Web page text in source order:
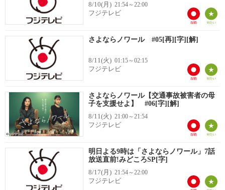
8/10(月) 21:54～22:00
フジテレビ
さよならノワール #05[再][字][解]
8/11(火) 01:15～02:15
フジテレビ
さよならノワール【交通事故被害者の母
子を支援せよ】 #06[字][解]
8/11(火) 21:00～21:54
フジテレビ
明日よる9時は「さよならノワール」7話
放送直前!みどころSP[字]
8/17(月) 21:54～22:00
フジテレビ